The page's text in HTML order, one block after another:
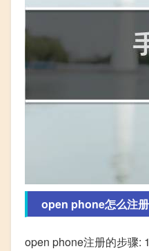
open phone怎么注
open phone注册的步骤: